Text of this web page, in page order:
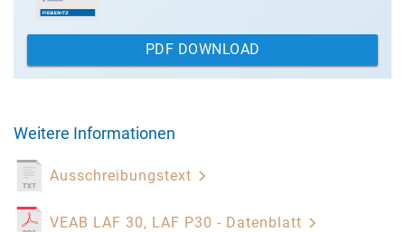
PDF DOWNLOAD
Weitere Informationen
Ausschreibungstext
VEAB LAF 30, LAF P30 - Datenblatt